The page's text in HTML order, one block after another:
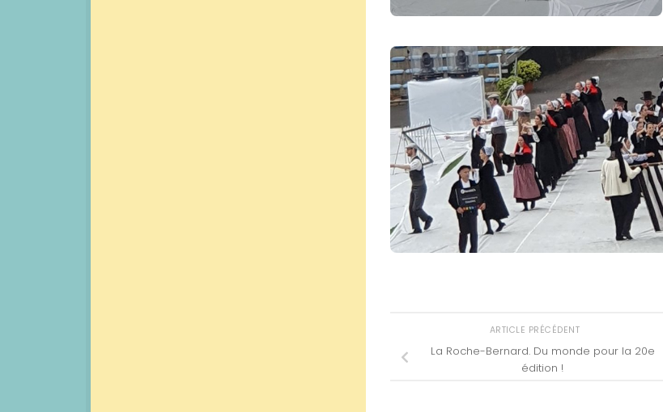
ARTICLE PRÉCÉDENT
La Roche-Bernard. Du monde pour la 20e
édition !